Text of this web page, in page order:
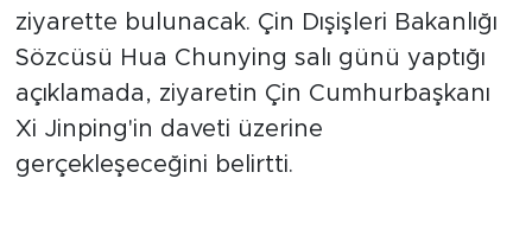
ziyarette bulunacak. Çin Dışişleri Bakanlığı
Sözcüsü Hua Chunying salı günü yaptığı
açıklamada, ziyaretin Çin Cumhurbaşkanı
Xi Jinping'in daveti üzerine
gerçekleşeceğini belirtti.